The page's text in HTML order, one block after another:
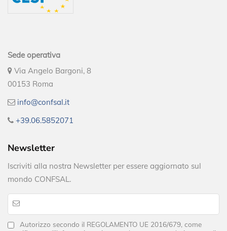
Sede operativa
Via Angelo Bargoni, 8
00153 Roma
info@confsal.it
+39.06.5852071
Newsletter
Iscriviti alla nostra Newsletter per essere aggiornato sul
mondo CONFSAL.
Autorizzo secondo il REGOLAMENTO UE 2016/679, come